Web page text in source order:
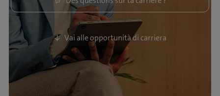
Vai alle opportunità di carriera